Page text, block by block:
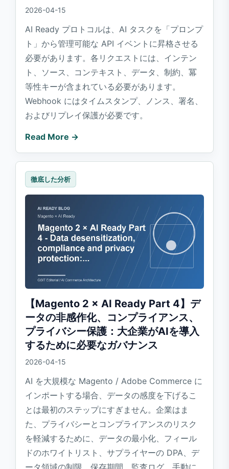
2026-04-15
AI Ready プロトコルは、AI タスクを「プロンプ
ト」から管理可能な API イベントに昇格させる
必要があります。各リクエストには、インテン
ト、ソース、コンテキスト、データ、制約、冪
等性キーが含まれている必要があります。
Webhook にはタイムスタンプ、ノンス、署名、
およびリプレイ保護が必要です。
Read More →
徹底した分析
【Magento 2 × AI Ready Part 4】デ
ータの非感作化、コンプライアンス、
プライバシー保護：大企業がAIを導入
するために必要なガバナンス
2026-04-15
AI を大規模な Magento / Adobe Commerce に
インポートする場合、データの感度を下げるこ
とは最初のステップにすぎません。企業はま
た、プライバシーとコンプライアンスのリスク
を軽減するために、データの最小化、フィール
ドのホワイトリスト、サプライヤーの DPA、デ
ータ領域の制限、保存期間、監査ログ、手動に